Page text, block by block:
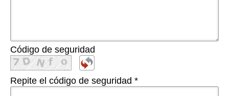
Código de seguridad
Repite el código de seguridad *